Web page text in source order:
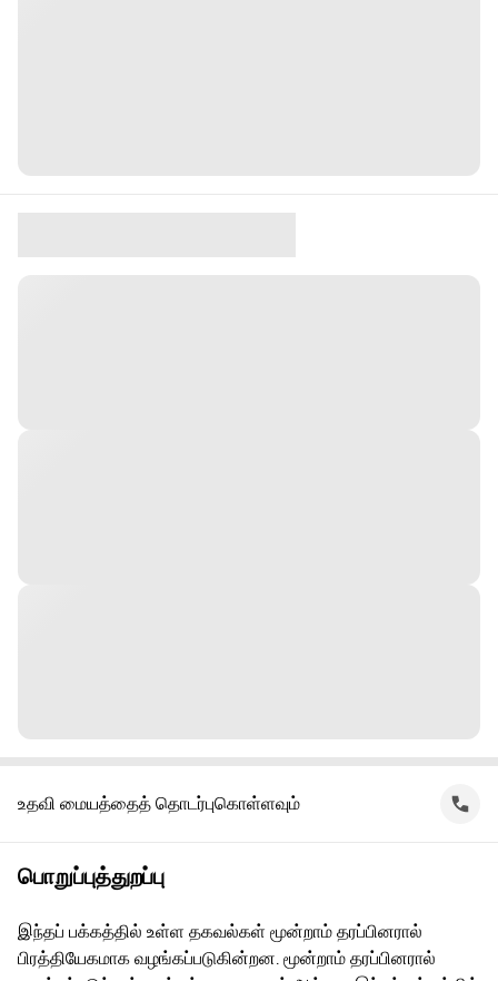
உதவி மையத்தைத் தொடர்புகொள்ளவும்
பொறுப்புத்துறப்பு
இந்தப் பக்கத்தில் உள்ள தகவல்கள் மூன்றாம் தரப்பினரால்
பிரத்தியேகமாக வழங்கப்படுகின்றன. மூன்றாம் தரப்பினரால்